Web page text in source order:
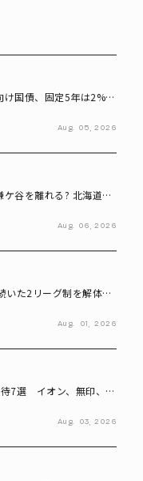
け国債、固定5年は2%台
Aug. 05, 2026
谷を離れる? 北海道移
Aug. 06, 2026
いた2リーグ制を解体
Aug. 01, 2026
7選 イオン、無印、U-
Aug. 03, 2026